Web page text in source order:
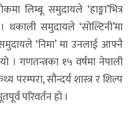
लिम्बू समुदायले ‘हाङ्मा’भित्र
समुदायले ‘सोल्टिनी’मा
‘निमा’ मा उनलाई आफ्नै
। गणतन्त्रका १५ वर्षमा नेपाली
परम्परा, सौन्दर्य शास्त्र र शिल्प
परिवर्तन हो ।